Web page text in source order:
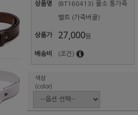
상품명 (BT160413) 물소 통가죽
벨트 (가죽버클)
상품가 27,000원
배송비 (조건)
색상
(color)